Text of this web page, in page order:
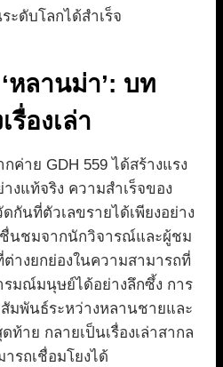
ะดับโลกได้สำเร็จ
หลานม่า’: บท
รื่องเล่า
ค่าย GDH 559 ได้สร้างแรง
งแท้จริง ความสำเร็จของ
กันที่ตัวเลขรายได้เพียงอย่าง
ชื่นชมจากนักวิจารณ์และผู้ชม
างยกย่องในความสามารถที่
รมณ์มนุษย์ได้อย่างลึกซึ้ง การ
มพันธ์ระหว่างหลานชายและ
ท้าย กลายเป็นเรื่องเล่าสากล
รถเชื่อมโยงได้